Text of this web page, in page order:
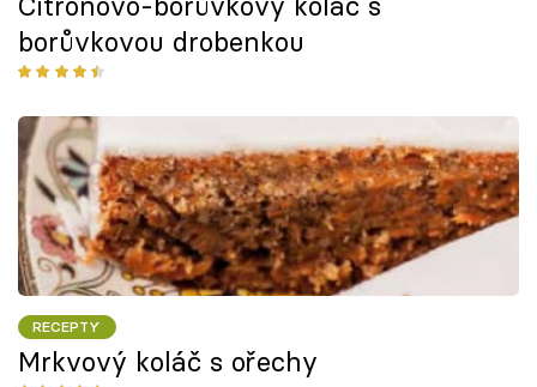
borůvkovou drobenkou
RECEPTY
Mrkvový koláč s ořechy